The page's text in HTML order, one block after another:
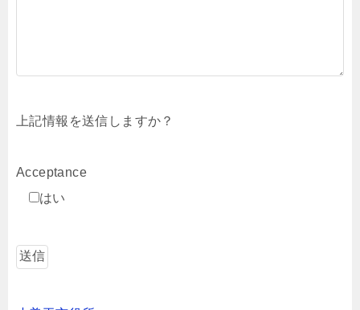
上記情報を送信しますか？
Acceptance
はい